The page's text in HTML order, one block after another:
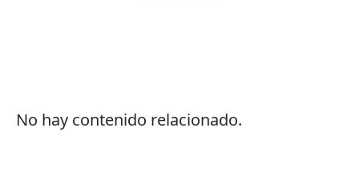
No hay contenido relacionado.